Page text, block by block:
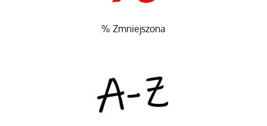
% Zmniejszona